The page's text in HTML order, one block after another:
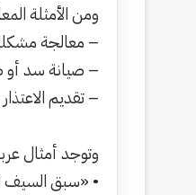
ومن الأمثلة
– معالجة
– صيانة سد أو
– تقديم
وتوجد أمثال
• «سبق السيف